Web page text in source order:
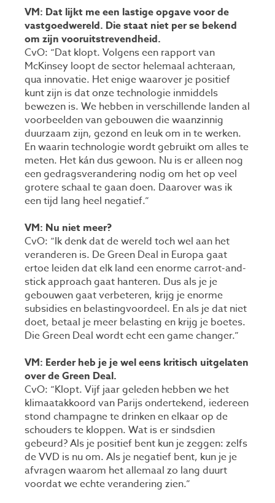
VM: Dat lijkt me een lastige opgave voor de
vastgoedwereld. Die staat niet per se bekend
om zijn vooruitstrevendheid.
CvO: “Dat klopt. Volgens een rapport van
McKinsey loopt de sector helemaal achteraan,
qua innovatie. Het enige waarover je positief
kunt zijn is dat onze technologie inmiddels
bewezen is. We hebben in verschillende landen al
voorbeelden van gebouwen die waanzinnig
duurzaam zijn, gezond en leuk om in te werken.
En waarin technologie wordt gebruikt om alles te
meten. Het kán dus gewoon. Nu is er alleen nog
een gedragsverandering nodig om het op veel
grotere schaal te gaan doen. Daarover was ik
een tijd lang heel negatief.”
VM: Nu niet meer?
CvO: “Ik denk dat de wereld toch wel aan het
veranderen is. De Green Deal in Europa gaat
ertoe leiden dat elk land een enorme carrot-and-
stick approach gaat hanteren. Dus als je je
gebouwen gaat verbeteren, krijg je enorme
subsidies en belastingvoordeel. En als je dat niet
doet, betaal je meer belasting en krijg je boetes.
Die Green Deal wordt echt een game changer.”
VM: Eerder heb je je wel eens kritisch uitgelaten
over de Green Deal.
CvO: “Klopt. Vijf jaar geleden hebben we het
klimaatakkoord van Parijs ondertekend, iedereen
stond champagne te drinken en elkaar op de
schouders te kloppen. Wat is er sindsdien
gebeurd? Als je positief bent kun je zeggen: zelfs
de VVD is nu om. Als je negatief bent, kun je je
afvragen waarom het allemaal zo lang duurt
voordat we echte verandering zien.”